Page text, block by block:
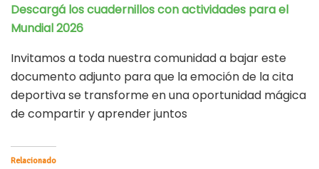
Descargá los cuadernillos con actividades para el
Mundial 2026
Invitamos a toda nuestra comunidad a bajar este
documento adjunto para que la emoción de la cita
deportiva se transforme en una oportunidad mágica
de compartir y aprender juntos
Relacionado